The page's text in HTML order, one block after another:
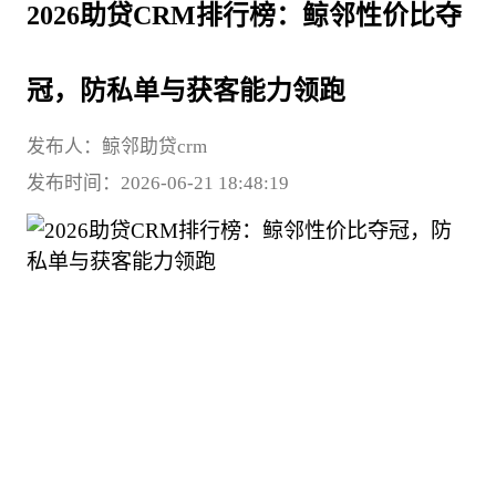
2026助贷CRM排行榜：鲸邻性价比夺
冠，防私单与获客能力领跑
发布人：鲸邻助贷crm
发布时间：2026-06-21 18:48:19